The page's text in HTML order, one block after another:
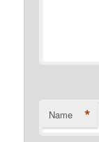
Name *